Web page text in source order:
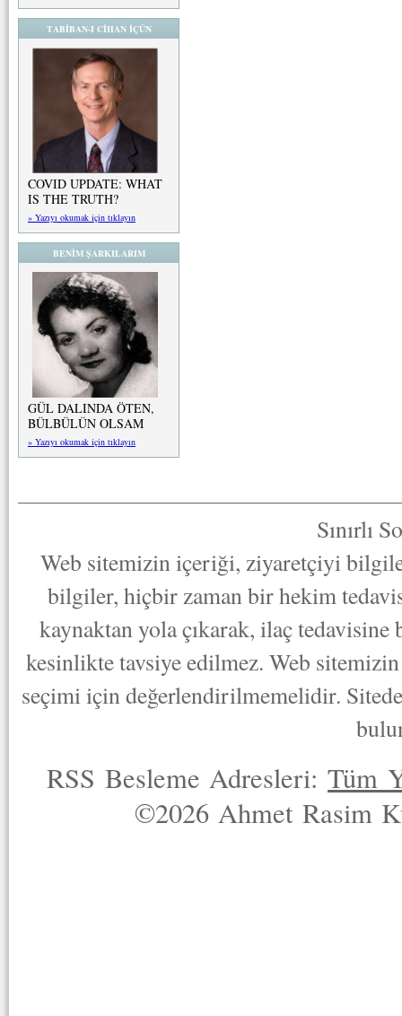
TABİBAN-I CİHAN İÇÜN
COVID UPDATE: WHAT
IS THE TRUTH?
» Yazıyı okumak için tıklayın
BENİM ŞARKILARIM
GÜL DALINDA ÖTEN,
BÜLBÜLÜN OLSAM
» Yazıyı okumak için tıklayın
Sınırlı
Web sitemizin içeriği, ziyaretçiyi
bilgiler, hiçbir zaman bir hekim
kaynaktan yola çıkarak, ilaç
kesinlikte tavsiye edilmez. Web
seçimi için değerlendirilmemelidir.
RSS Besleme Adresleri:Tüm
©2026 Ahmet Rasim